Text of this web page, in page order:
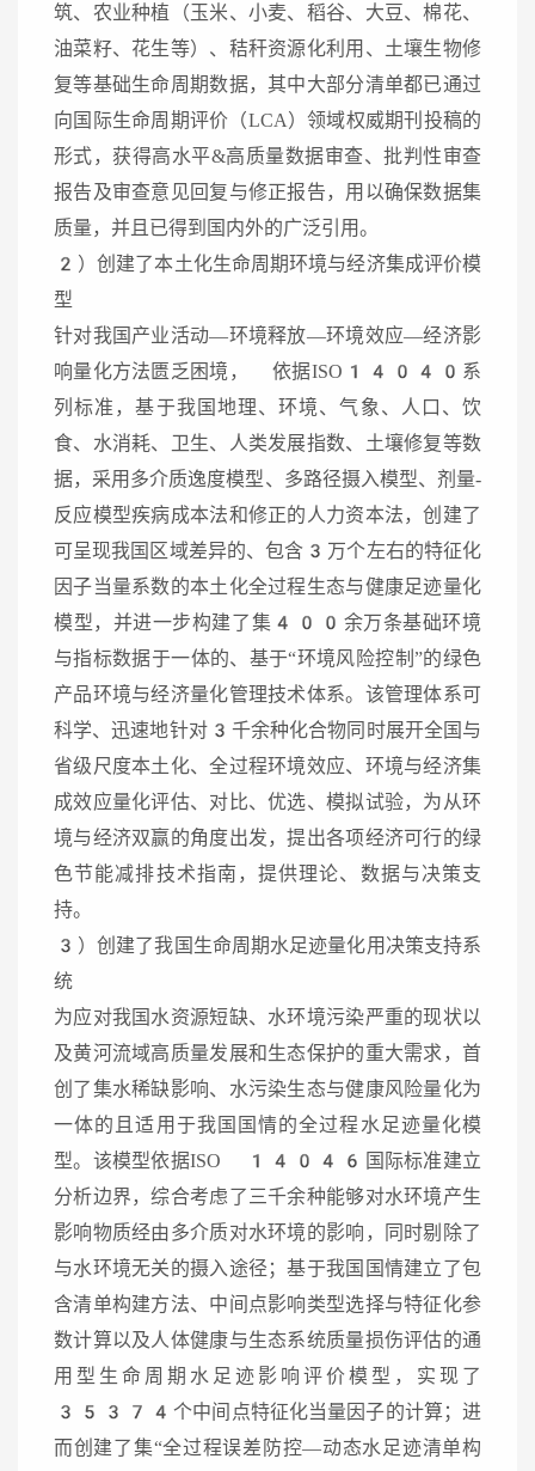
筑、农业种植（玉米、小麦、稻谷、大豆、棉花、
油菜籽、花生等）、秸秆资源化利用、土壤生物修
复等基础生命周期数据，其中大部分清单都已通过
向国际生命周期评价（LCA）领域权威期刊投稿的
形式，获得高水平&高质量数据审查、批判性审查
报告及审查意见回复与修正报告，用以确保数据集
质量，并且已得到国内外的广泛引用。
2）创建了本土化生命周期环境与经济集成评价模
型
针对我国产业活动—环境释放—环境效应—经济影
响量化方法匮乏困境， 依据ISO14040系
列标准，基于我国地理、环境、气象、人口、饮
食、水消耗、卫生、人类发展指数、土壤修复等数
据，采用多介质逸度模型、多路径摄入模型、剂量-
反应模型疾病成本法和修正的人力资本法，创建了
可呈现我国区域差异的、包含3万个左右的特征化
因子当量系数的本土化全过程生态与健康足迹量化
模型，并进一步构建了集400余万条基础环境
与指标数据于一体的、基于“环境风险控制”的绿色
产品环境与经济量化管理技术体系。该管理体系可
科学、迅速地针对3千余种化合物同时展开全国与
省级尺度本土化、全过程环境效应、环境与经济集
成效应量化评估、对比、优选、模拟试验，为从环
境与经济双赢的角度出发，提出各项经济可行的绿
色节能减排技术指南，提供理论、数据与决策支
持。
3）创建了我国生命周期水足迹量化用决策支持系
统
为应对我国水资源短缺、水环境污染严重的现状以
及黄河流域高质量发展和生态保护的重大需求，首
创了集水稀缺影响、水污染生态与健康风险量化为
一体的且适用于我国国情的全过程水足迹量化模
型。该模型依据ISO 14046国际标准建立
分析边界，综合考虑了三千余种能够对水环境产生
影响物质经由多介质对水环境的影响，同时剔除了
与水环境无关的摄入途径；基于我国国情建立了包
含清单构建方法、中间点影响类型选择与特征化参
数计算以及人体健康与生态系统质量损伤评估的通
用型生命周期水足迹影响评价模型，实现了
35374个中间点特征化当量因子的计算；进
而创建了集“全过程误差防控—动态水足迹清单构